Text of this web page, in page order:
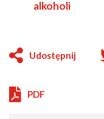
alkoholi
Udostępnij
PDF